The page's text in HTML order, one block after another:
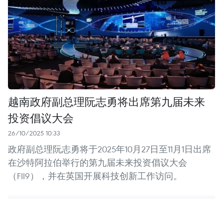
越南政府副总理阮志勇将出席第九届未来
投资倡议大会
26/10/2025 10:33
政府副总理阮志勇将于2025年10月27日至11月1日出席
在沙特阿拉伯举行的第九届未来投资倡议大会
（FII9），并在英国开展科技创新工作访问。